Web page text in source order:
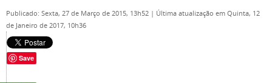
Publicado: Sexta, 27 de Março de 2015, 13h52 | Última atualização em Quinta, 12
de Janeiro de 2017, 10h36
Save